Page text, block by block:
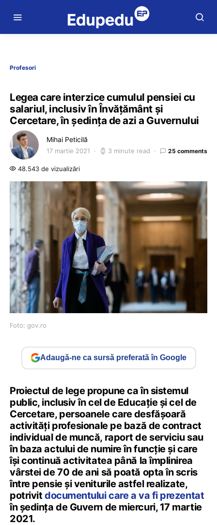
Profesori
Legea care interzice cumulul pensiei cu
salariul, inclusiv în Învățământ și
Cercetare, în ședința de azi a Guvernului
Mihai Peticilă
17 martie 2021 3 minute read 25 comments
48.543 de vizualizări
Foto: gov.ro
Adaugă-ne ca sursă preferată în Google
Proiectul de lege propune ca în sistemul
public, inclusiv în cel de Educație și cel de
Cercetare, persoanele care desfășoară
activități profesionale pe bază de contract
individual de muncă, raport de serviciu sau
în baza actului de numire în funcție și care
își continuă activitatea până la împlinirea
vârstei de 70 de ani să poată opta în scris
între pensie și veniturile astfel realizate,
potrivit documentului care a va fi prezentat
în ședința de Guvern de miercuri, 17 martie
2021.